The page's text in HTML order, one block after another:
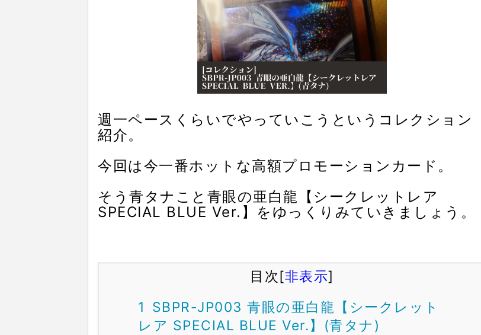
週一ペースくらいでやっていこうというコレクション
紹介。
今回は今一番ホットな高額プロモーションカード。
そう青タナこと青眼の亜白龍【シークレットレア
SPECIAL BLUE Ver.】をゆっくりみていきましょう。
目次[非表示]
1
SBPR-JP003 青眼の亜白龍【シークレット
レア SPECIAL BLUE Ver.】(青タナ)